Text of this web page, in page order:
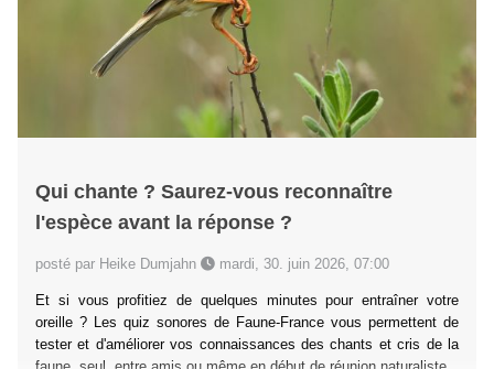
Qui chante ? Saurez-vous reconnaître
l'espèce avant la réponse ?
posté par Heike Dumjahn mardi, 30. juin 2026, 07:00
Et si vous profitiez de quelques minutes pour entraîner votre
oreille ? Les quiz sonores de Faune-France vous permettent de
tester et d'améliorer vos connaissances des chants et cris de la